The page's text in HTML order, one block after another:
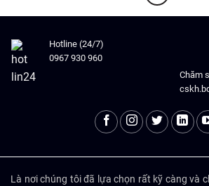
Hotline (24/7)
0967 930 960
Chăm
Là nơi chúng tôi đã lựa chọn rất kỹ càng và